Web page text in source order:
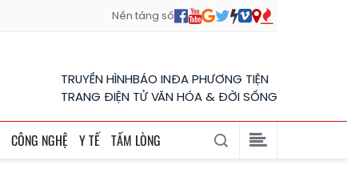
Nền tảng số
TRUYỀN HÌNHBÁO INĐA PHƯƠNG TIỆN
TRANG ĐIỆN TỬ VĂN HÓA & ĐỜI SỐNG
CÔNG NGHỆ Y TẾ TẤM LÒNG